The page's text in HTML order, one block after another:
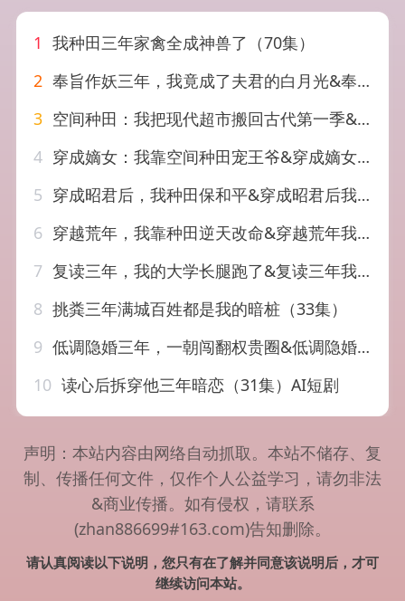
1 我种田三年家禽全成神兽了（70集）
2 奉旨作妖三年，我竟成了夫君的白月光&奉旨作妖三年我竟成了夫君的白月光（40集）AI短剧
3 空间种田：我把现代超市搬回古代第一季&空间种田我把现代超市搬回古代第一季（66集）AI短剧
4 穿成嫡女：我靠空间种田宠王爷&穿成嫡女我靠空间种田宠王爷（81集）AI短剧
5 穿成昭君后，我种田保和平&穿成昭君后我种田保和平（60集）AI短剧
6 穿越荒年，我靠种田逆天改命&穿越荒年我靠种田逆天改命(78集) AI短剧
7 复读三年，我的大学长腿跑了&复读三年我的大学长腿跑了（60集）刘浔&满满
8 挑粪三年满城百姓都是我的暗桩（33集）
9 低调隐婚三年，一朝闯翻权贵圈&低调隐婚三年一朝闯翻权贵圈（34集）AI短剧
10 读心后拆穿他三年暗恋（31集）AI短剧
声明：本站内容由网络自动抓取。本站不储存、复
制、传播任何文件，仅作个人公益学习，请勿非法
&商业传播。如有侵权，请联系
(zhan886699#163.com)告知删除。
请认真阅读以下说明，您只有在了解并同意该说明后，才可
继续访问本站。